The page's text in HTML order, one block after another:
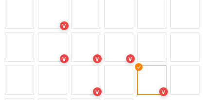
V
V V V
V V